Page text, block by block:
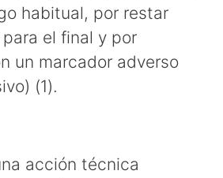
habitual, por restar
el final y por
un marcador adverso
(1).
acción técnica